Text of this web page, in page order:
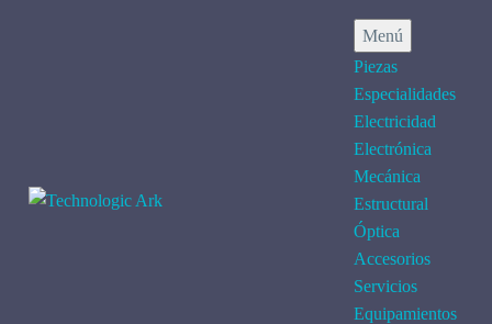
Menú
Piezas
Especialidades
Electricidad
Electrónica
Mecánica
Estructural
Óptica
Accesorios
Servicios
Equipamientos